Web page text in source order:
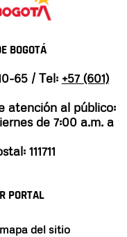
BOGOTÁ
65 / Tel: +57 (601)
atención al público:
de 7:00 a.m. a
111711
PORTAL
del sitio